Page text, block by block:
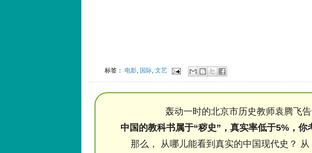
标签： 电影 国际 ,文艺
轰动一时的北京市历史教师袁腾飞
中国的教科书属于“秽史”，真实率低于5%，你
那么， 从哪儿能看到真实的中国现代史？ 从